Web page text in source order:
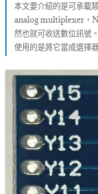
本文要介紹的是可承載
analog multiplexer，
然也就可收送數位訊號
使用的是將它當成選擇